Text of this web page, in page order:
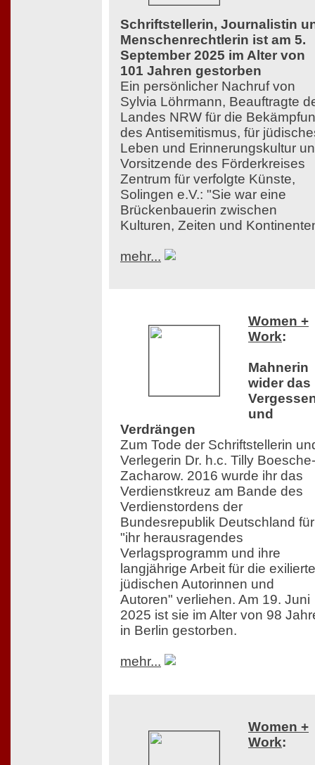
Schriftstellerin, Journalistin
Menschenrechtlerin ist am 5.
September 2025 im Alter von
101 Jahren gestorben
Ein persönlicher Nachruf von
Sylvia Löhrmann, Beauftragte
Landes NRW für die
des Antisemitismus, für
Leben und Erinnerungskultur
Vorsitzende des Förderkreises
Zentrum für verfolgte Künste,
Solingen e.V.: "Sie war eine
Brückenbauerin zwischen
Kulturen, Zeiten und
mehr...
Women +
Work:
Mahnerin
wider das
und
Verdrängen
Zum Tode der Schriftstellerin
Verlegerin Dr. h.c. Tilly Boesche-
Zacharow. 2016 wurde ihr das
Verdienstkreuz am Bande des
Verdienstordens der
Bundesrepublik Deutschland für
"ihr herausragendes
Verlagsprogramm und ihre
langjährige Arbeit für die
jüdischen Autorinnen und
Autoren" verliehen. Am 19. Juni
2025 ist sie im Alter von 98
in Berlin gestorben.
mehr...
Women +
Work: